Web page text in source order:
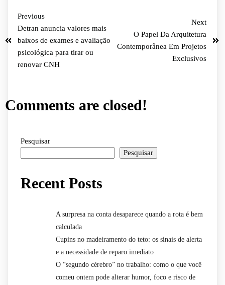
Previous
Detran anuncia valores mais
baixos de exames e avaliação
psicológica para tirar ou
renovar CNH
Next
O Papel Da Arquitetura
Contemporânea Em Projetos
Exclusivos
Comments are closed!
Pesquisar
Pesquisar
Recent Posts
A surpresa na conta desaparece quando a rota é bem
calculada
Cupins no madeiramento do teto: os sinais de alerta
e a necessidade de reparo imediato
O “segundo cérebro” no trabalho: como o que você
comeu ontem pode alterar humor, foco e risco de